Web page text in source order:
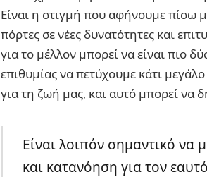
Είναι η στιγμή που αφήνουμε πίσω
πόρτες σε νέες δυνατότητες και
για το μέλλον μπορεί να είναι πιο
επιθυμίας να πετύχουμε κάτι
για τη ζωή μας, και αυτό μπορεί να
Είναι λοιπόν σημαντικό
και κατανόηση για τον